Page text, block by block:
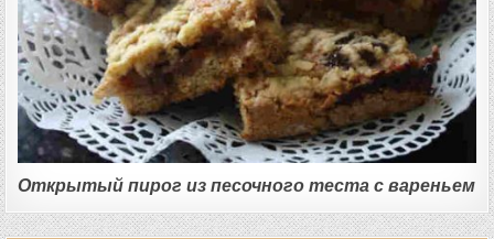
Открытый пирог из песочного теста с вареньем